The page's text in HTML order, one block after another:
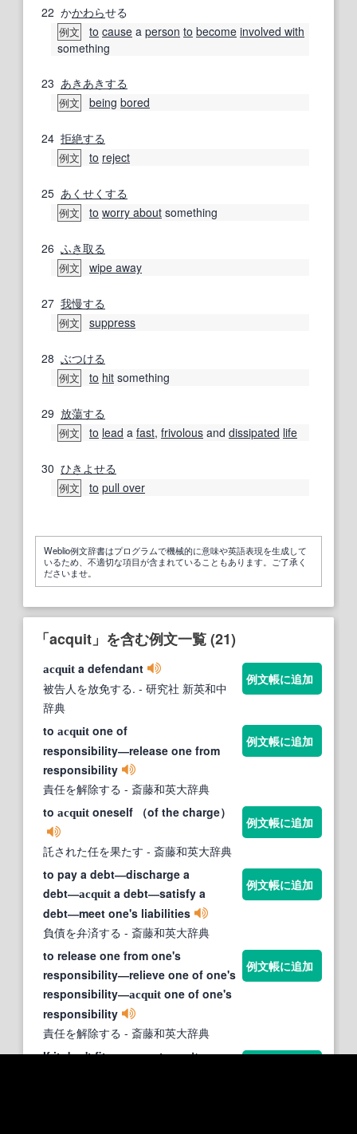
22 かかわらせる
例文 to cause a person to become involved with
something
23 あきあきする
例文 being bored
24 拒絶する
例文 to reject
25 あくせくする
例文 to worry about something
26 ふき取る
例文 wipe away
27 我慢する
例文 suppress
28 ぶつける
例文 to hit something
29 放蕩する
例文 to lead a fast, frivolous and dissipated life
30 ひきよせる
例文 to pull over
Weblio例文辞書はプログラムで機械的に意味や英語表現を生成して
いるため、不適切な項目が含まれていることもあります。ご了承く
ださいませ。
「acquit」を含む例文一覧 (21)
acquit a defendant
被告人を放免する. - 研究社 新英和中
辞典
例文帳に追加
to acquit one of
responsibility―release one from
responsibility
責任を解除する - 斎藤和英大辞典
例文帳に追加
to acquit oneself （of the charge）
託された任を果たす - 斎藤和英大辞典
例文帳に追加
to pay a debt―discharge a
debt―acquit a debt―satisfy a
debt―meet one's liabilities
負債を弁済する - 斎藤和英大辞典
例文帳に追加
to release one from one's
responsibility―relieve one of one's
responsibility―acquit one of one's
responsibility
責任を解除する - 斎藤和英大辞典
例文帳に追加
If it don't fit, you mustacquit.